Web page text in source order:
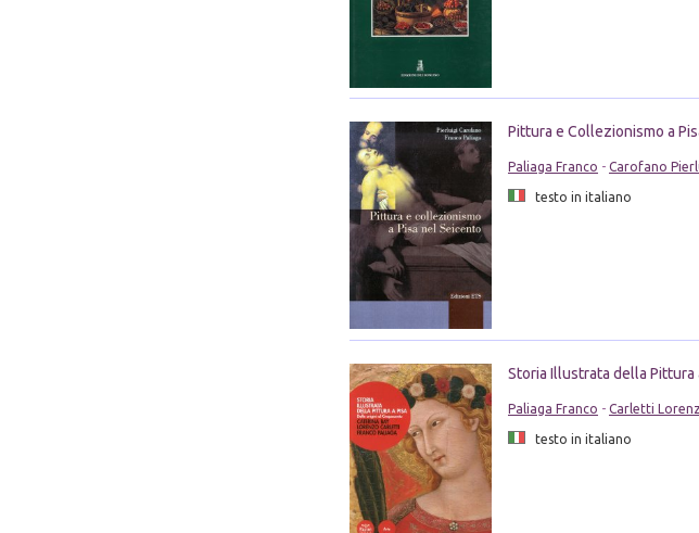
Pittura e Collezionismo a
Paliaga Franco - Carofano
testo in italiano
Storia Illustrata della Pittura
Paliaga Franco - Carletti
testo in italiano